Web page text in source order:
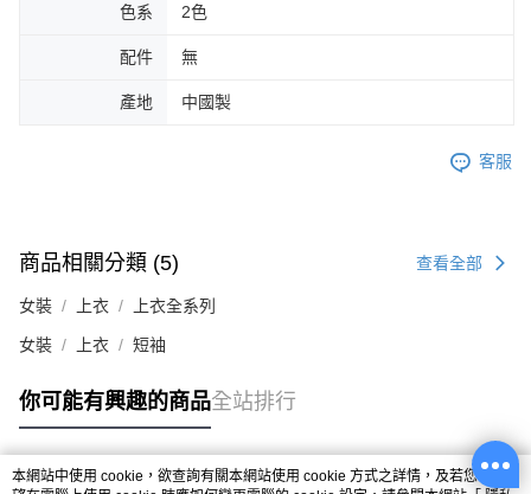
色系 2色
配件 無
產地 中國製
客服
商品相關分類 (5) 查看全部
女裝 上衣 上衣全系列
女裝 上衣 短袖
你可能有興趣的商品全站排行
本網站中使用 cookie，欲查詢有關本網站使用 cookie 方式之詳情，及若您不希